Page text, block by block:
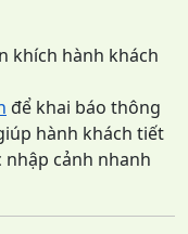
tin nhưng
đăng
vào
khích hành khách
để khai báo thông
hành khách tiết
cảnh nhanh